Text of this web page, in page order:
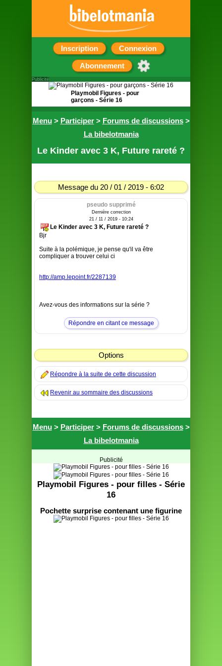
Inscription Connexion
Abonnement
Menu> Participer> Forums de discussions>
La bibelotmania
Le Kinder avec 3 K, Future rareté ?
Message du 20 / 01 / 2019 - 6:02
pseudo supprimé
Dernière correction
21 / 11 / 2019 - 10:24
Le Kinder avec 3 K, Future rareté ?
Bjr
Suite à la polémique, je pense qu'il va être
compliquer a trouver celui ci
http://amp.lepoint.fr/2287139
Avez-vous des informations sur la série ?
Répondre en citant ce message
Options
Répondre à la suite de cette discussion
Revenir au sommaire des discussions
Menu> Participer> Forums de discussions>
La bibelotmania
Publicité
Playmobil Figures - pour filles - Série
16
Pochette surprise contenant une figurine
Publicité
Playmobil Figures - pour
garçons - Série 16
une figurine